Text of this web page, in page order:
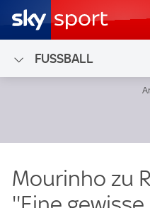
FUSSBALL
Mourinho zu